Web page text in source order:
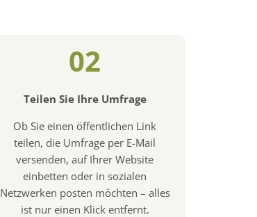
02
Teilen Sie Ihre Umfrage
Ob Sie einen öffentlichen Link
teilen, die Umfrage per E-Mail
versenden, auf Ihrer Website
einbetten oder in sozialen
Netzwerken posten möchten – alles
ist nur einen Klick entfernt.